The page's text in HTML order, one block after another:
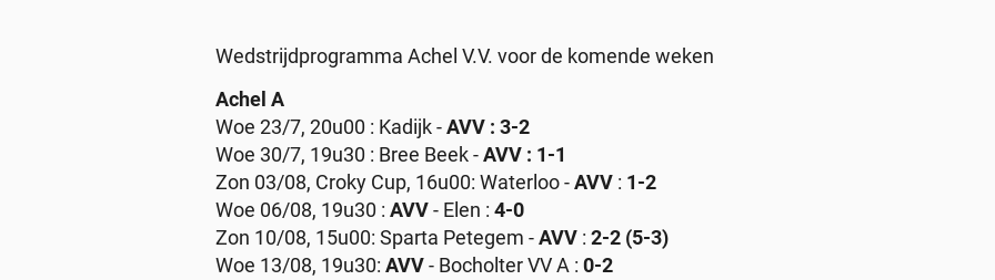
Wedstrijdprogramma Achel V.V. voor de komende weken
Achel A
Woe 23/7, 20u00 : Kadijk -AVV : 3-2
Woe 30/7, 19u30 : Bree Beek -AVV : 1-1
Zon 03/08, Croky Cup, 16u00: Waterloo -AVV : 1-2
Woe 06/08, 19u30 : AVV- Elen : 4-0
Zon 10/08, 15u00: Sparta Petegem -AVV : 2-2 (5-3)
Woe 13/08, 19u30: AVV- Bocholter VV A : 0-2